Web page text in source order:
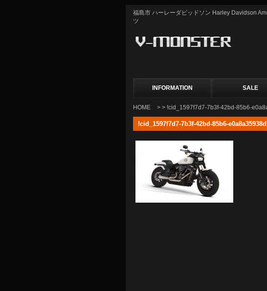
福島市 ハーレーダビッドソン Harley Davidson
ツ
INFORMATION SALE
HOME > > !cid_1597f7d7-7b3f-42bd-85b6-
!cid_1597f7d7-7b3f-42bd-85b6-